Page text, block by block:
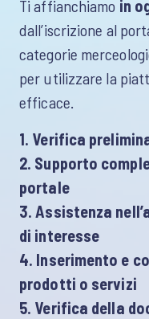
Ti affianchiamo in
dall’iscrizione al
categorie
per utilizzare la
efficace.
1. Verifica
2. Supporto
portale
3. Assistenza
di interesse
4. Inserimento e
prodotti o servizi
5. Verifica della